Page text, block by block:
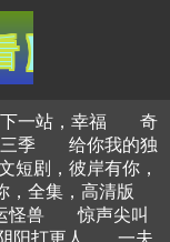
下一站，幸福
奇
季
给你我的独
短剧，彼岸有你，
，全集，高清版
怪兽
惊声尖叫
阳打更人
一夫